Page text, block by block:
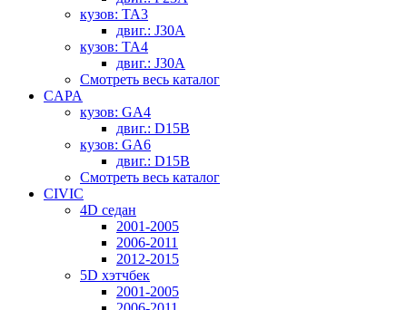
кузов: TA3
двиг.: J30A
кузов: TA4
двиг.: J30A
Смотреть весь каталог
CAPA
кузов: GA4
двиг.: D15B
кузов: GA6
двиг.: D15B
Смотреть весь каталог
CIVIC
4D седан
2001-2005
2006-2011
2012-2015
5D хэтчбек
2001-2005